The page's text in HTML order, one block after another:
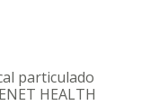
particulado
HEALTH